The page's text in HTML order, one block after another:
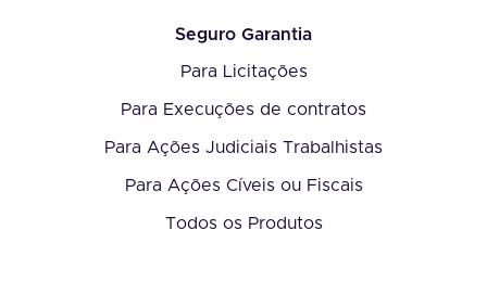
Seguro Garantia
Para Licitações
Para Execuções de contratos
Para Ações Judiciais Trabalhistas
Para Ações Cíveis ou Fiscais
Todos os Produtos